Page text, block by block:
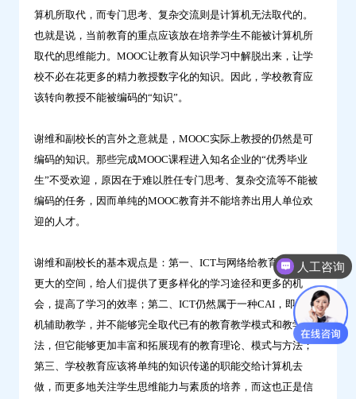
算机所取代，而专门思考、复杂交流则是计算机无法取代的。
也就是说，当前教育的重点应该放在培养学生不能被计算机所
取代的思维能力。MOOC让教育从知识学习中解脱出来，让学
校不必在花更多的精力教授数字化的知识。因此，学校教育应
该转向教授不能被编码的“知识”。
谢维和副校长的言外之意就是，MOOC实际上教授的仍然是可
编码的知识。那些完成MOOC课程进入知名企业的“优秀毕业
生”不受欢迎，原因在于难以胜任专门思考、复杂交流等不能被
编码的任务，因而单纯的MOOC教育并不能培养出用人单位欢
迎的人才。
谢维和副校长的基本观点是：第一、ICT与网络给教育带来而来
更大的空间，给人们提供了更多样化的学习途径和更多的机
会，提高了学习的效率；第二、ICT仍然属于一种CAI，即计算
机辅助教学，并不能够完全取代已有的教育教学模式和教学方
法，但它能够更加丰富和拓展现有的教育理论、模式与方法；
第三、学校教育应该将单纯的知识传递的职能交给计算机去
做，而更多地关注学生思维能力与素质的培养，而这也正是信
人工咨询